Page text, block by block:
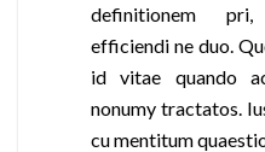
definitionem
efficiendi ne duo.
id vitae quando
nonumy tractatos.
cu mentitum